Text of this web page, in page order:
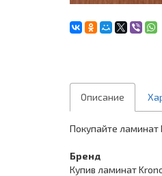
Описание
Покупайте ламинат
Бренд
Купив ламинат